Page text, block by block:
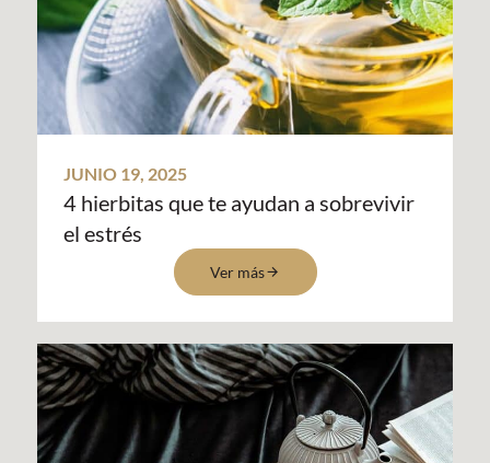
JUNIO 19, 2025
4 hierbitas que te ayudan a sobrevivir
el estrés
Ver más